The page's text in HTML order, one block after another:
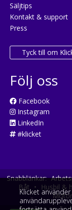
Säljtips
Kontakt & support
Press
Tyck till om
Följ oss
Facebook
Instagram
LinkedIn
#klicket
Snabblänkar:
Båt • Husbil &
Klicket